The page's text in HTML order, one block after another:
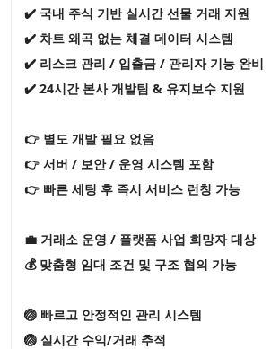
✔️ 국내 주식 기반 실시간 선물 거래 지원
✔️ 차트 왜곡 없는 체결 데이터 시스템
✔️ 리스크 관리 / 입출금 / 관리자 기능 완비
✔️ 24시간 본사 개발팀 & 유지보수 지원
👉 별도 개발 필요 없음
👉 서버 / 보안 / 운영 시스템 포함
👉 빠른 세팅 후 즉시 서비스 런칭 가능
💼 거래소 운영 / 플랫폼 사업 희망자 대상
💰 맞춤형 임대 조건 및 구조 협의 가능
🏐 빠르고 안정적인 관리 시스템
🏐 실시간 수익/거래 추적